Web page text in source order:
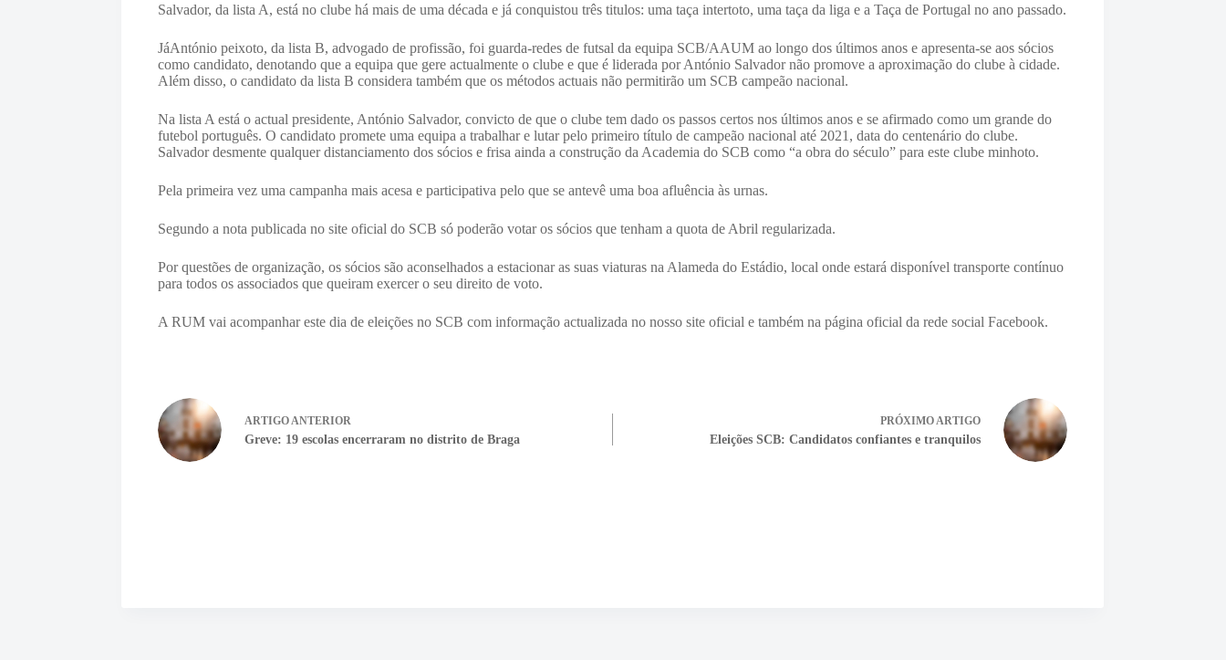
Salvador, da lista A, está no clube há mais de uma década e já conquistou três titulos: uma taça intertoto, uma taça da liga e a Taça de Portugal no ano passado.
JáAntónio peixoto, da lista B, advogado de profissão, foi guarda-redes de futsal da equipa SCB/AAUM ao longo dos últimos anos e apresenta-se aos sócios
como candidato, denotando que a equipa que gere actualmente o clube e que é liderada por António Salvador não promove a aproximação do clube à cidade.
Além disso, o candidato da lista B considera também que os métodos actuais não permitirão um SCB campeão nacional.
Na lista A está o actual presidente, António Salvador, convicto de que o clube tem dado os passos certos nos últimos anos e se afirmado como um grande do
futebol português. O candidato promete uma equipa a trabalhar e lutar pelo primeiro título de campeão nacional até 2021, data do centenário do clube.
Salvador desmente qualquer distanciamento dos sócios e frisa ainda a construção da Academia do SCB como “a obra do século” para este clube minhoto.
Pela primeira vez uma campanha mais acesa e participativa pelo que se antevê uma boa afluência às urnas.
Segundo a nota publicada no site oficial do SCB só poderão votar os sócios que tenham a quota de Abril regularizada.
Por questões de organização, os sócios são aconselhados a estacionar as suas viaturas na Alameda do Estádio, local onde estará disponível transporte contínuo
para todos os associados que queiram exercer o seu direito de voto.
A RUM vai acompanhar este dia de eleições no SCB com informação actualizada no nosso site oficial e também na página oficial da rede social Facebook.
ARTIGOANTERIOR
Greve: 19 escolas encerraram no distrito de Braga
PRÓXIMOARTIGO
Eleições SCB: Candidatos confiantes e tranquilos